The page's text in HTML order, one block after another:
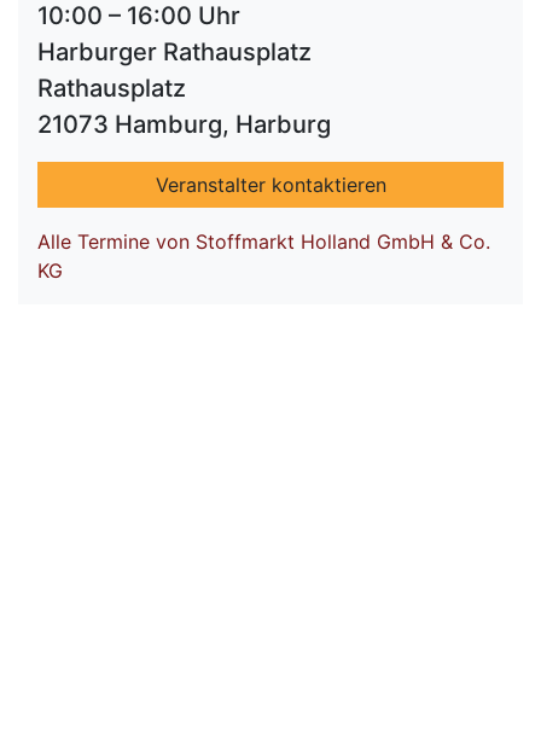
10:00 – 16:00 Uhr
Harburger Rathausplatz
Rathausplatz
21073 Hamburg, Harburg
Veranstalter kontaktieren
Alle Termine von Stoffmarkt Holland GmbH & Co.
KG